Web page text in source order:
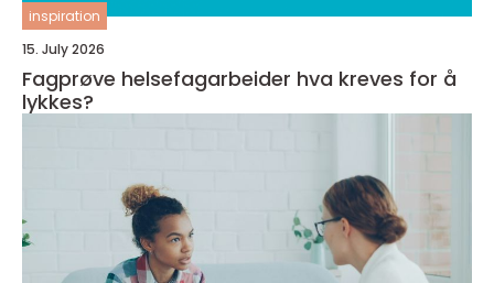
inspiration
15. July 2026
Fagprøve helsefagarbeider hva kreves for å
lykkes?